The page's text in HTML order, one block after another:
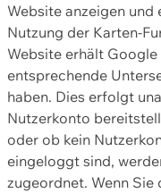
Website anzeigen
Nutzung der Karten-
Website erhält
entsprechende
haben. Dies erfolgt
Nutzerkonto
oder ob kein
eingeloggt sind,
zugeordnet. Wenn